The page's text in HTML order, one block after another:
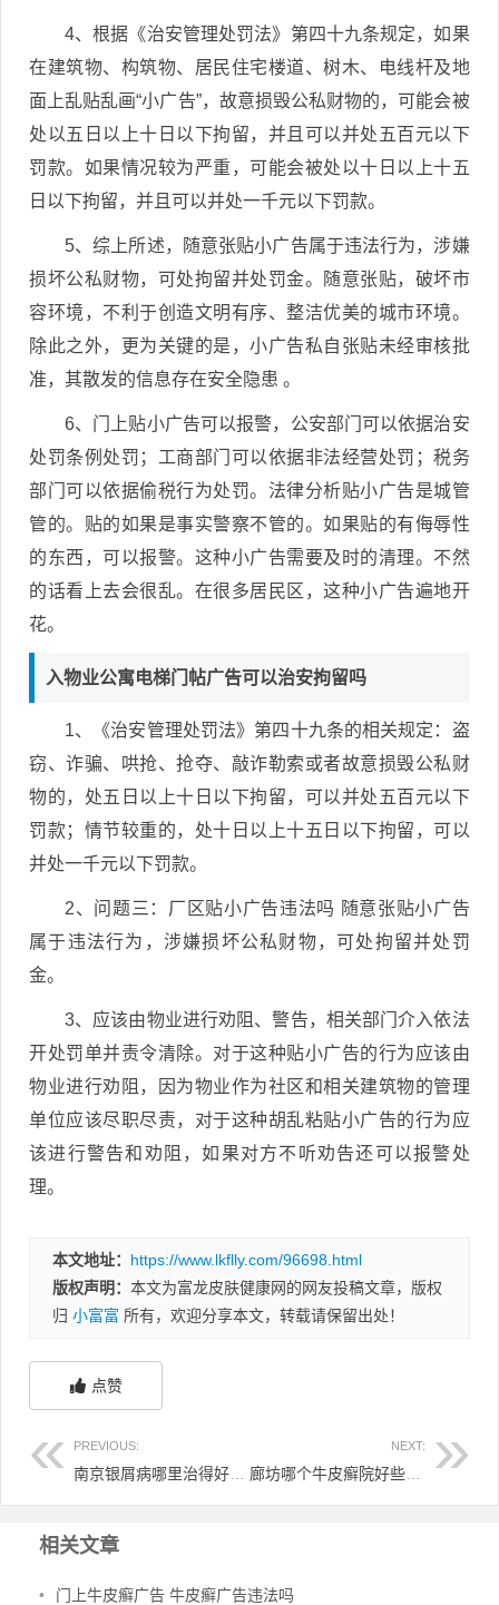
4、根据《治安管理处罚法》第四十九条规定，如果
在建筑物、构筑物、居民住宅楼道、树木、电线杆及地
面上乱贴乱画“小广告”，故意损毁公私财物的，可能会被
处以五日以上十日以下拘留，并且可以并处五百元以下
罚款。如果情况较为严重，可能会被处以十日以上十五
日以下拘留，并且可以并处一千元以下罚款。
5、综上所述，随意张贴小广告属于违法行为，涉嫌
损坏公私财物，可处拘留并处罚金。随意张贴，破坏市
容环境，不利于创造文明有序、整洁优美的城市环境。
除此之外，更为关键的是，小广告私自张贴未经审核批
准，其散发的信息存在安全隐患 。
6、门上贴小广告可以报警，公安部门可以依据治安
处罚条例处罚；工商部门可以依据非法经营处罚；税务
部门可以依据偷税行为处罚。法律分析贴小广告是城管
管的。贴的如果是事实警察不管的。如果贴的有侮辱性
的东西，可以报警。这种小广告需要及时的清理。不然
的话看上去会很乱。在很多居民区，这种小广告遍地开
花。
入物业公寓电梯门帖广告可以治安拘留吗
1、《治安管理处罚法》第四十九条的相关规定：盗
窃、诈骗、哄抢、抢夺、敲诈勒索或者故意损毁公私财
物的，处五日以上十日以下拘留，可以并处五百元以下
罚款；情节较重的，处十日以上十五日以下拘留，可以
并处一千元以下罚款。
2、问题三：厂区贴小广告违法吗 随意张贴小广告
属于违法行为，涉嫌损坏公私财物，可处拘留并处罚
金。
3、应该由物业进行劝阻、警告，相关部门介入依法
开处罚单并责令清除。对于这种贴小广告的行为应该由
物业进行劝阻，因为物业作为社区和相关建筑物的管理
单位应该尽职尽责，对于这种胡乱粘贴小广告的行为应
该进行警告和劝阻，如果对方不听劝告还可以报警处
理。
本文地址： https://www.lkflly.com/96698.html
版权声明： 本文为富龙皮肤健康网的网友投稿文章，版权
归 小富富 所有，欢迎分享本文，转载请保留出处！
点赞
PREVIOUS: NEXT:
廊坊哪个牛皮癣院好些 廊坊皮肤病诊所哪个诊所好
相关文章
• 门上牛皮癣广告 牛皮癣广告违法吗